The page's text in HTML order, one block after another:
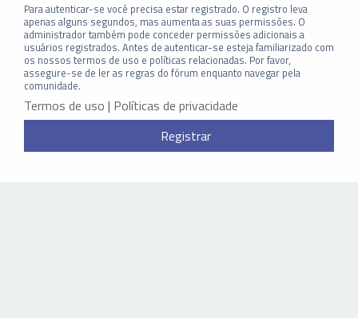
Para autenticar-se você precisa estar registrado. O registro leva
apenas alguns segundos, mas aumenta as suas permissões. O
administrador também pode conceder permissões adicionais a
usuários registrados. Antes de autenticar-se esteja familiarizado com
os nossos termos de uso e políticas relacionadas. Por favor,
assegure-se de ler as regras do fórum enquanto navegar pela
comunidade.
Termos de uso | Políticas de privacidade
Registrar